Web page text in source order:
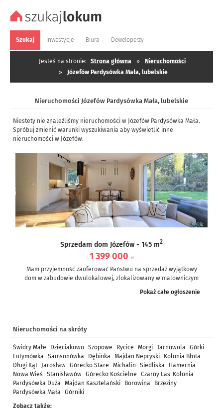
Szukaj Inwestycje Biura Deweloperzy
Jesteś na stronie: Strona główna »
Nieruchomości
»
Józefów Pardysówka Mała, lubelskie
Nieruchomości Józefów Pardysówka Mała, lubelskie
Niestety nie znaleźliśmy nieruchomości w Józefów Pardysówka Mała.
Spróbuj zmienić warunki wyszukiwania aby wyświetlić inne
nieruchomości w Józefów.
Sprzedam dom Józefów - 145 m2
1 399 000 zł
Mam przyjemność zaoferować Państwu na sprzedaż wyjątkowy
dom w zabudowie dwulokalowej, zlokalizowany w malowniczym
Pokaż całe ogłoszenie
Nieruchomości na skróty
Świdry Małe Dzieciakowo Szopowe Rycice Morgi Tarnowola
Górki
Futymówka
Samsonówka Dębinka Majdan Nepryski
Kolonia Błota
Długi Kąt
Jarosław Górecko Stare Michalin Siedliska
Hamernia
Nowa Wieś
Stanisławów Górecko Kościelne
Czarny Las-Kolonia
Pardysówka Duża
Majdan Kasztelański Borowina
Brzeziny
Pardysówka Mała
Górniki
Zobacz także: